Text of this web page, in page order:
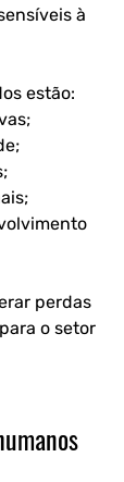
à
estão:
perdas
o setor